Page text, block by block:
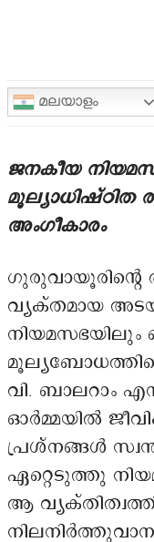
മലയാളം
ജനകീയ
മൂല്യാധിഷ്ഠിത
അംഗീകാരം
ഗുരുവായൂരിന്റെ
വ്യക്തമായ
നിയമസഭയിലും
വി. ബാലറാം
ഓർമ്മയിൽ
പ്രശ്നങ്ങൾ
ഏറ്റെടുത്തു
ആ